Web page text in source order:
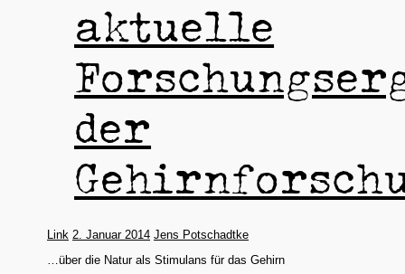
aktuelle
der
Link 2. Januar 2014 Jens Potschadtke
…über die Natur als Stimulans für das Gehirn